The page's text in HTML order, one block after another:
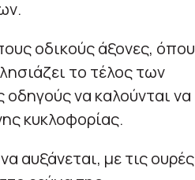
οδικούς άξονες, όπου
το τέλος των
να καλούνται να
κυκλοφορίας.
αυξάνεται, με τις ουρές